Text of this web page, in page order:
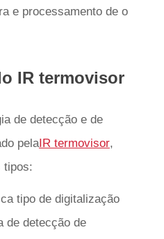
e processamento de o
IR termovisor
de detecção e de
pelaIR termovisor,
tipos:
tipo de digitalização
de detecção de